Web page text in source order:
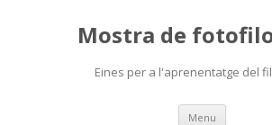
Mostra de
Eines per a l'aprenentatge del
Menu Skip